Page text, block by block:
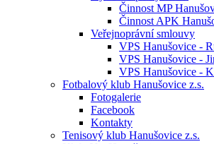
Činnost MP
Činnost APK
Veřejnoprávní smlouvy
VPS Hanušovice -
VPS Hanušovice -
VPS Hanušovice -
Fotbalový klub Hanušovice z.s.
Fotogalerie
Facebook
Kontakty
Tenisový klub Hanušovice z.s.